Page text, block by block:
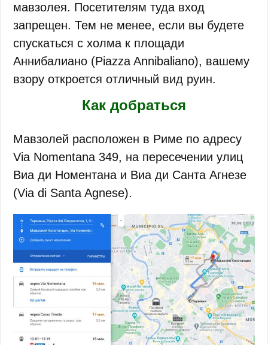
мавзолея. Посетителям туда вход
запрещен. Тем не менее, если вы будете
спускаться с холма к площади
Аннибалиано (Piazza Annibaliano), вашему
взору откроется отличный вид руин.
Как добраться
Мавзолей расположен в Риме по адресу
Via Nomentana 349, на пересечении улиц
Виа ди Номентана и Виа ди Санта Агнезе
(Via di Santa Agnese).